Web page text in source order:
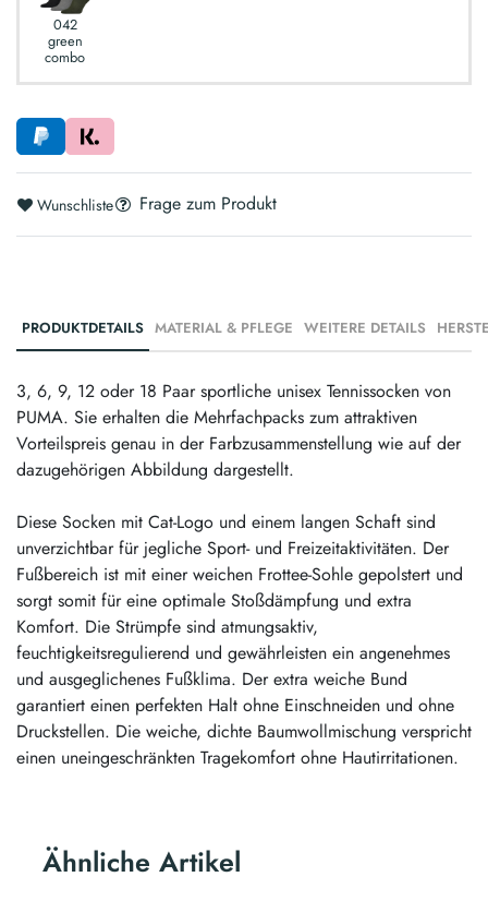
042
green
combo
Wunschliste Frage zum Produkt
PRODUKTDETAILS MATERIAL & PFLEGE WEITERE DETAILS
3, 6, 9, 12 oder 18 Paar sportliche unisex Tennissocken von
PUMA. Sie erhalten die Mehrfachpacks zum attraktiven
Vorteilspreis genau in der Farbzusammenstellung wie auf der
dazugehörigen Abbildung dargestellt.
Diese Socken mit Cat-Logo und einem langen Schaft sind
unverzichtbar für jegliche Sport- und Freizeitaktivitäten. Der
Fußbereich ist mit einer weichen Frottee-Sohle gepolstert und
sorgt somit für eine optimale Stoßdämpfung und extra
Komfort. Die Strümpfe sind atmungsaktiv,
feuchtigkeitsregulierend und gewährleisten ein angenehmes
und ausgeglichenes Fußklima. Der extra weiche Bund
garantiert einen perfekten Halt ohne Einschneiden und ohne
Druckstellen. Die weiche, dichte Baumwollmischung verspricht
einen uneingeschränkten Tragekomfort ohne Hautirritationen.
Ähnliche Artikel